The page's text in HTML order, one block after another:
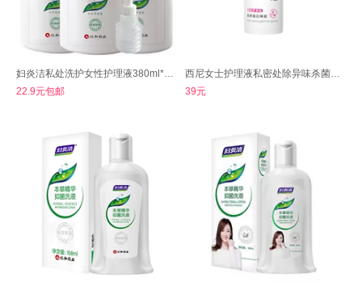
妇炎洁私处洗护女性护理液380ml*3瓶
22.9元包邮
西尼女士护理液私密处除异味杀菌清洗液
39元